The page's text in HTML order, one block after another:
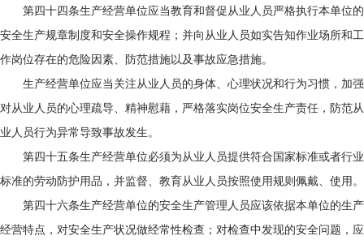
第四十四条生产经营单位应当教育和督促从业人员严格执行本单位的
安全生产规章制度和安全操作规程；并向从业人员如实告知作业场所和工
作岗位存在的危险因素、防范措施以及事故应急措施。
生产经营单位应当关注从业人员的身体、心理状况和行为习惯，加强
对从业人员的心理疏导、精神慰藉，严格落实岗位安全生产责任，防范从
业人员行为异常导致事故发生。
第四十五条生产经营单位必须为从业人员提供符合国家标准或者行业
标准的劳动防护用品，并监督、教育从业人员按照使用规则佩戴、使用。
第四十六条生产经营单位的安全生产管理人员应该依据本单位的生产
经营特点，对安全生产状况做经常性检查；对检查中发现的安全问题，应